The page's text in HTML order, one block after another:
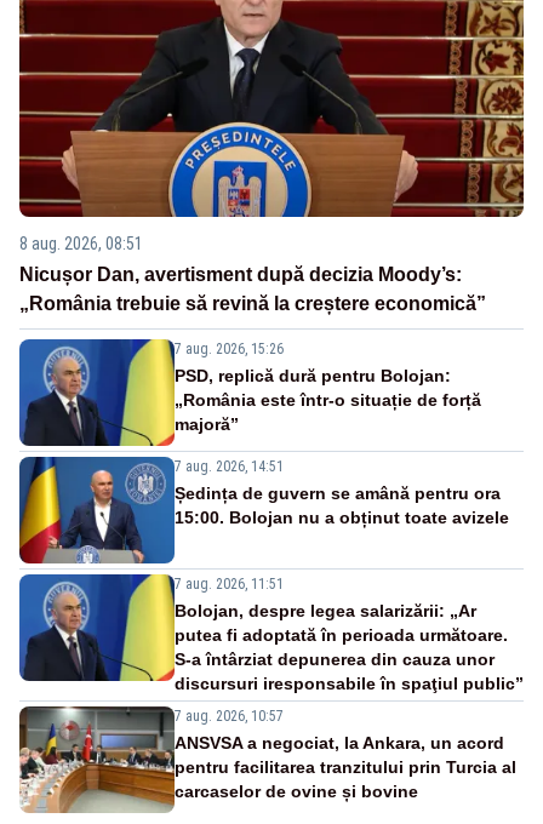
8 aug. 2026, 08:51
Nicușor Dan, avertisment după decizia Moody’s:
„România trebuie să revină la creștere economică”
7 aug. 2026, 15:26
PSD, replică dură pentru Bolojan:
„România este într-o situație de forță
majoră”
7 aug. 2026, 14:51
Ședința de guvern se amână pentru ora
15:00. Bolojan nu a obținut toate avizele
7 aug. 2026, 11:51
Bolojan, despre legea salarizării: „Ar
putea fi adoptată în perioada următoare.
S-a întârziat depunerea din cauza unor
discursuri iresponsabile în spaţiul public”
7 aug. 2026, 10:57
ANSVSA a negociat, la Ankara, un acord
pentru facilitarea tranzitului prin Turcia al
carcaselor de ovine și bovine